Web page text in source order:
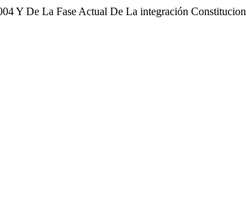
Y De La Fase Actual De La integración